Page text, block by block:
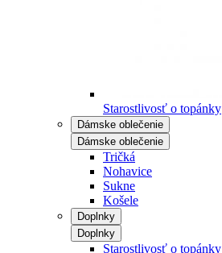
Starostlivosť o topánky
Dámske oblečenie
Dámske oblečenie
Tričká
Nohavice
Sukne
Košele
Doplnky
Doplnky
Starostlivosť o topánky